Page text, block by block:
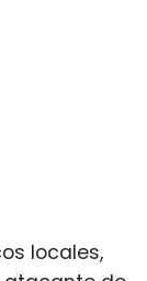
locales,